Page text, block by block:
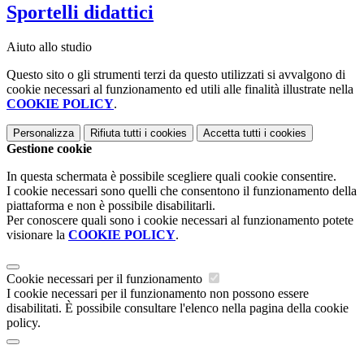
Sportelli didattici
Aiuto allo studio
Questo sito o gli strumenti terzi da questo utilizzati si avvalgono di
cookie necessari al funzionamento ed utili alle finalità illustrate nella
COOKIE POLICY.
Personalizza Rifiuta tutti i cookies Accetta tutti i cookies
Gestione cookie
In questa schermata è possibile scegliere quali cookie consentire.
I cookie necessari sono quelli che consentono il funzionamento della
piattaforma e non è possibile disabilitarli.
Per conoscere quali sono i cookie necessari al funzionamento potete
visionare la COOKIE POLICY.
Cookie necessari per il funzionamento
I cookie necessari per il funzionamento non possono essere
disabilitati. È possibile consultare l'elenco nella pagina della cookie
policy.